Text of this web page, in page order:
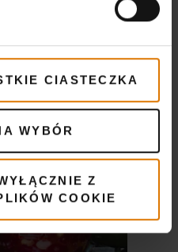
CIASTECZKA
WYBÓR
Z
COOKIE
grilla